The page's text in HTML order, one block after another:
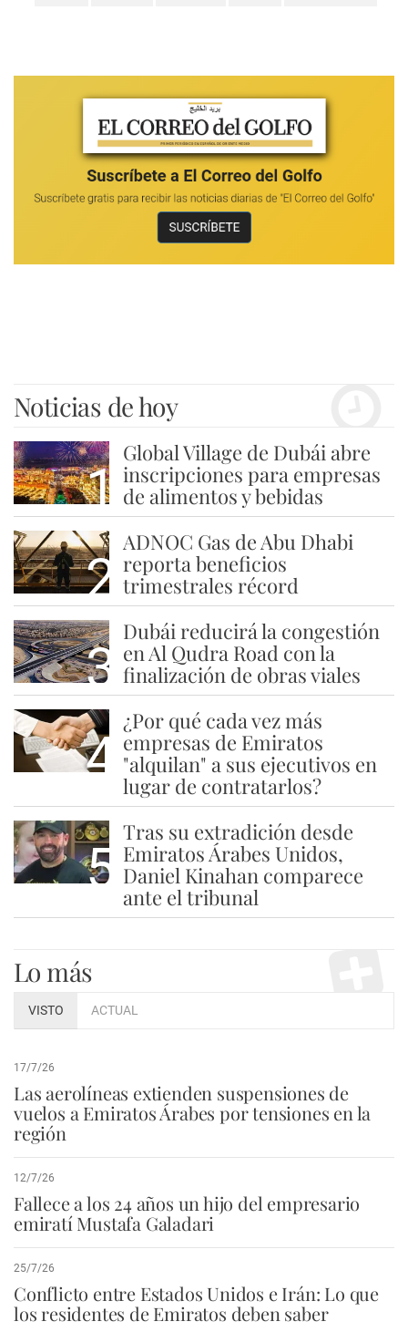
Noticias de hoy
1
Global Village de Dubái abre
inscripciones para empresas
de alimentos y bebidas
2
ADNOC Gas de Abu Dhabi
reporta beneficios
trimestrales récord
3
Dubái reducirá la congestión
en Al Qudra Road con la
finalización de obras viales
4
¿Por qué cada vez más
empresas de Emiratos
"alquilan" a sus ejecutivos en
lugar de contratarlos?
5
Tras su extradición desde
Emiratos Árabes Unidos,
Daniel Kinahan comparece
ante el tribunal
Lo más
VISTO ACTUAL
17/7/26
Las aerolíneas extienden suspensiones de
vuelos a Emiratos Árabes por tensiones en la
región
12/7/26
Fallece a los 24 años un hijo del empresario
emiratí Mustafa Galadari
25/7/26
Conflicto entre Estados Unidos e Irán: Lo que
los residentes de Emiratos deben saber